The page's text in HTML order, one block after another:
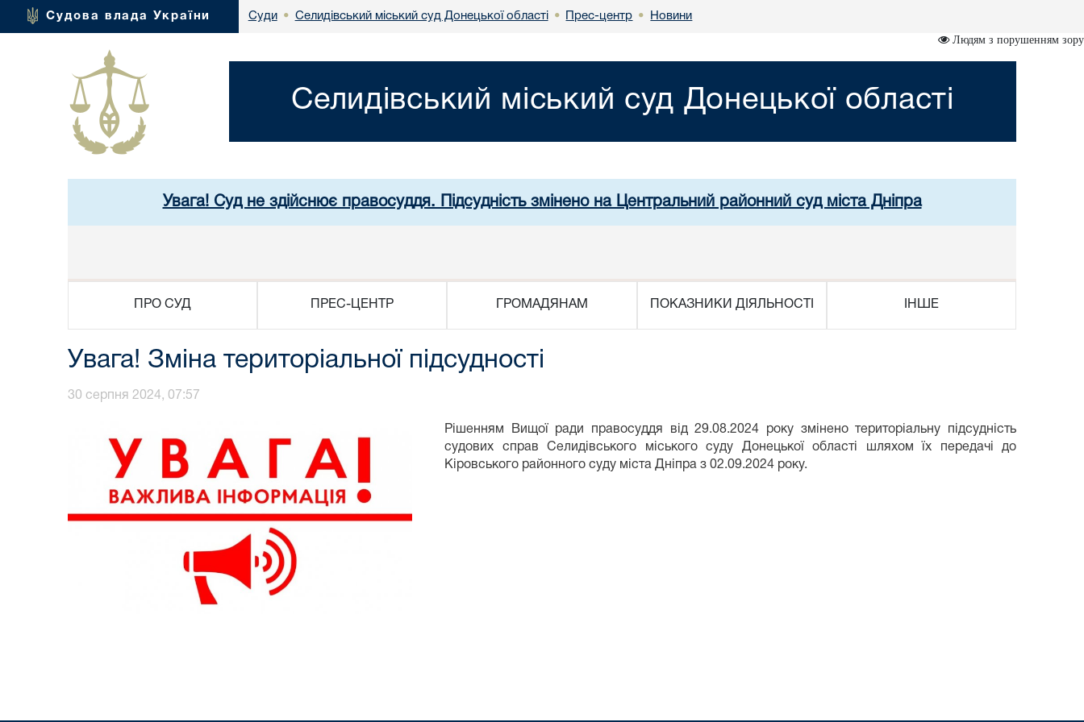
Судова влада України Суди • Селидівський міський суд Донецької області • Прес-центр • Новини
Людям з порушенням зору
Селидівський міський суд Донецької області
Увага! Суд не здійснює правосуддя. Підсудність змінено на Центральний районний суд міста Дніпра
ПРО СУД ПРЕС-ЦЕНТР ГРОМАДЯНАМ ПОКАЗНИКИ ДІЯЛЬНОСТІ ІНШЕ
Увага! Зміна територіальної підсудності
30 серпня 2024, 07:57
Рішенням Вищої ради правосуддя від 29.08.2024 року змінено територіальну підсудність
судових справ Селидівського міського суду Донецької області шляхом їх передачі до
Кіровського районного суду міста Дніпра з 02.09.2024 року.